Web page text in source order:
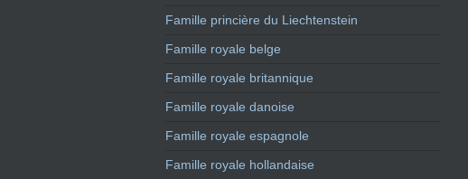
Famille princière du Liechtenstein
Famille royale belge
Famille royale britannique
Famille royale danoise
Famille royale espagnole
Famille royale hollandaise